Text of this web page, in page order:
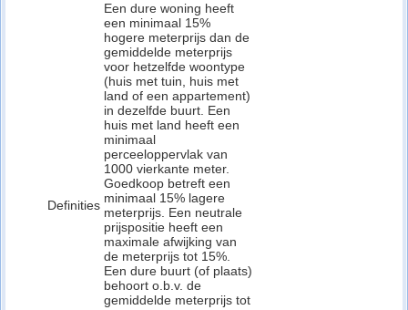
Definities
Een dure woning heeft
een minimaal 15%
hogere meterprijs dan de
gemiddelde meterprijs
voor hetzelfde woontype
(huis met tuin, huis met
land of een appartement)
in dezelfde buurt. Een
huis met land heeft een
minimaal
perceeloppervlak van
1000 vierkante meter.
Goedkoop betreft een
minimaal 15% lagere
meterprijs. Een neutrale
prijspositie heeft een
maximale afwijking van
de meterprijs tot 15%.
Een dure buurt (of plaats)
behoort o.b.v. de
gemiddelde meterprijs tot